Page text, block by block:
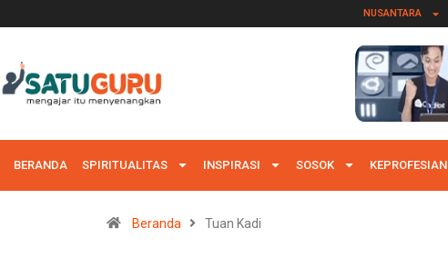
NUSANTARA
BERANDA SPIRITUALITAS INSPIRASI SOSOK KEPROFESIAN
Beranda Tuan Kadi